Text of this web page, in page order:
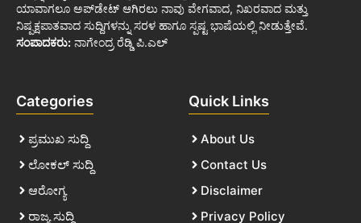
ಯಾವಾಗಲೂ ಅಪ್‌ಡೇಟ್ ಆಗಿರಲು ನಾವು ವೇಗವಾದ, ನಿಖರವಾದ ಮತ್ತು
ನಿಷ್ಪಕ್ಷಪಾತವಾದ ಸುದ್ದಿಗಳನ್ನು ಸರಳ ಹಾಗೂ ಸ್ಪಷ್ಟ ಭಾಷೆಯಲ್ಲಿ ನೀಡುತ್ತೇವೆ.
ಸಂಪಾದಕರು: ನಾಗೇಂದ್ರ ರೆಡ್ಡಿ ಪಿ.ಎಲ್
Categories
ಪ್ರಮುಖ ಸುದ್ದಿ
ಲೋಕಲ್ ಸುದ್ದಿ
ಆರೋಗ್ಯ
ರಾಜ್ಯ ಸುದ್ದಿ
Quick Links
About Us
Contact Us
Disclaimer
Privacy Policy